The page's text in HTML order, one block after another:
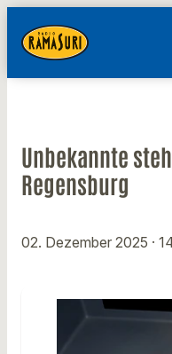
Unbekannte
Regensburg
02. Dezember 2025 ·